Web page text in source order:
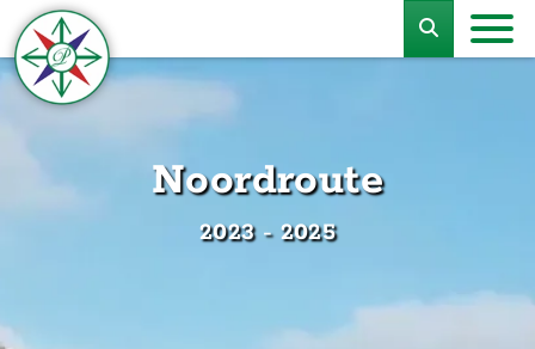
Noordroute
2023 - 2025